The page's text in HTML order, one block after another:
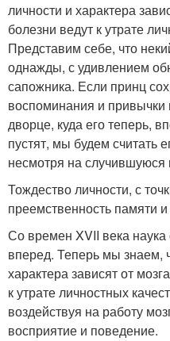
личности и характера
болезни ведут к утрате
Представим себе, что
однажды, с удивлением
сапожника. Если принц
воспоминания и
дворце, куда его теперь,
пустят, мы будем считать
несмотря на случившуюся
Тождество личности, с
преемственность памяти
Со времен XVII века
вперед. Теперь мы знаем,
характера зависят от
к утрате личностных
воздействуя на работу
восприятие и поведение.